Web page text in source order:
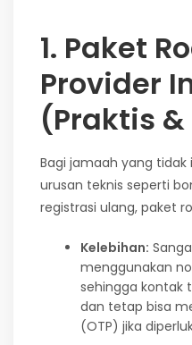
1. Paket
Provider
(Praktis
Bagi jamaah yang tidak
urusan teknis seperti
registrasi ulang, paket
Kelebihan:
menggunakan
sehingga kontak
dan tetap bisa
(OTP) jika